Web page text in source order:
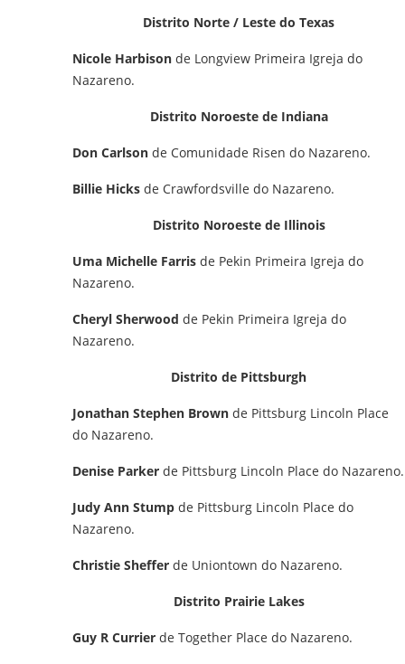
Distrito Norte / Leste do Texas
Nicole Harbison de Longview Primeira Igreja do
Nazareno.
Distrito Noroeste de Indiana
Don Carlson de Comunidade Risen do Nazareno.
Billie Hicks de Crawfordsville do Nazareno.
Distrito Noroeste de Illinois
Uma Michelle Farris de Pekin Primeira Igreja do
Nazareno.
Cheryl Sherwood de Pekin Primeira Igreja do
Nazareno.
Distrito de Pittsburgh
Jonathan Stephen Brown de Pittsburg Lincoln Place
do Nazareno.
Denise Parker de Pittsburg Lincoln Place do Nazareno.
Judy Ann Stump de Pittsburg Lincoln Place do
Nazareno.
Christie Sheffer de Uniontown do Nazareno.
Distrito Prairie Lakes
Guy R Currier de Together Place do Nazareno.